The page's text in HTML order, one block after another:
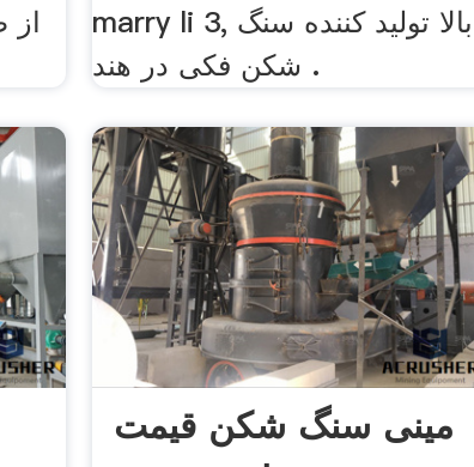
از
marry li 3, بالا تولید کننده سنگ
شکن فکی در هند .
مینی سنگ شکن قیمت